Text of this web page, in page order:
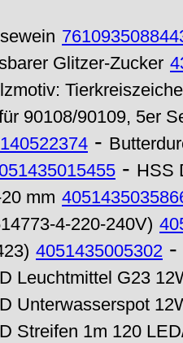
Glitzer-Zucker
90108/90109, 5er
-
- HSS
mm
4-220-240V)
4051435005302 -
Leuchtmittel G23
Unterwasserspot
Streifen 1m 120